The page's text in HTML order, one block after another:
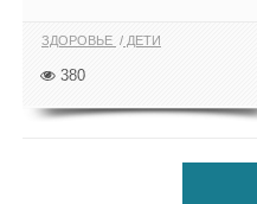
ЗДОРОВЬЕ ДЕТИ
380